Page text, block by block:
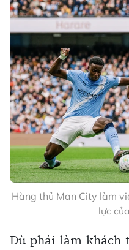
Hàng thủ Man City làm
lực
Dù phải làm khách